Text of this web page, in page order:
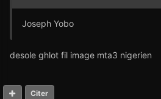
Joseph Yobo
desole ghlot fil image mta3 nigerien
Citer